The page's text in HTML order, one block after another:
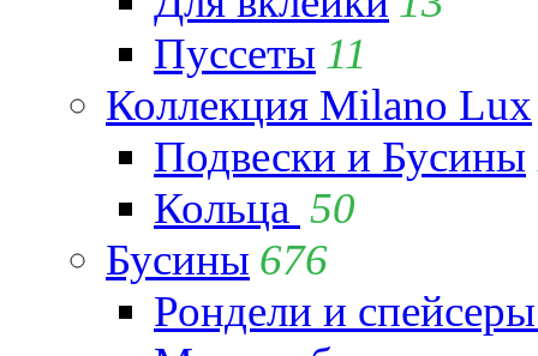
Пуссеты 11
Коллекция Milano Lux
Подвески и Бусины
Кольца 50
Бусины 676
Рондели и